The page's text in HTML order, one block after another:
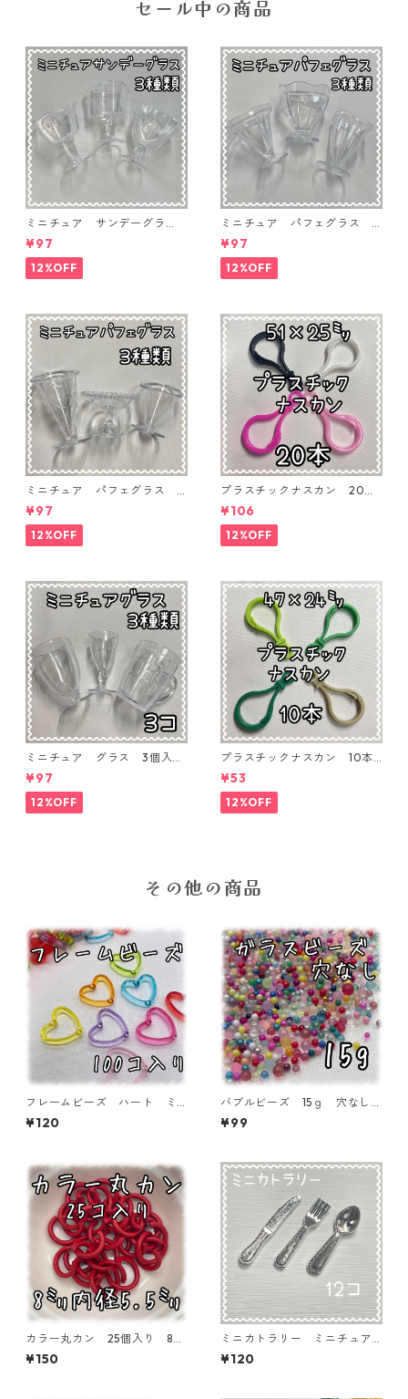
セール中の商品
ミニチュア サンデーグラ
ス 3個入り【MNT-GLS-3P-
04】
¥97
12%OFF
ミニチュア パフェグラス 3
個入り【MNT-GLS-3P-03】
¥97
12%OFF
ミニチュア パフェグラス 3
個入り【MNT-GLS-3P-02】
¥97
12%OFF
プラスチックナスカン 20本
入り【PK-20】
¥106
12%OFF
ミニチュア グラス 3個入り
【MNT-GLS-3P-01】
¥97
12%OFF
プラスチックナスカン 10本
入り【PK-10】
¥53
12%OFF
その他の商品
フレームビーズ ハート ミ
ックス 100個入り【AB‐FU
04】
¥120
バブルビーズ 15ｇ 穴なし
ガラス １~3㎜ 封入パーツ
【BB-15-MIX】
¥99
カラー丸カン 25個入り 8
㎜ レッド【MCC-RED】
¥150
ミニカトラリー ミニチュア
パーツ 12個入り【MNT-cutl
ery-S】
¥120